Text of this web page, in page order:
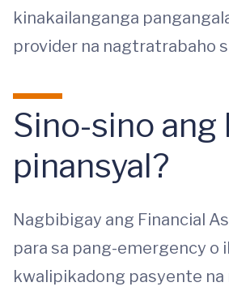
kinakailanganga
provider na nagtratrabaho
Sino-sino
pinansyal?
Nagbibigay ang Financial
para sa pang-emergency o
kwalipikadong pasyente na